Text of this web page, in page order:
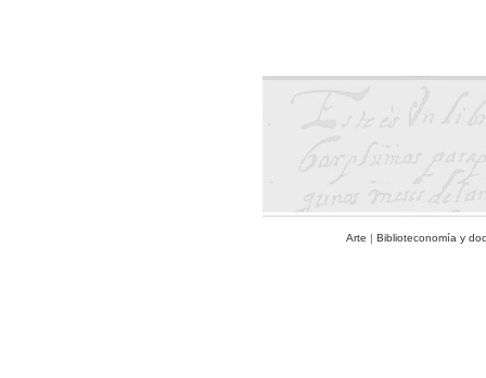
Arte | Biblioteconomía y